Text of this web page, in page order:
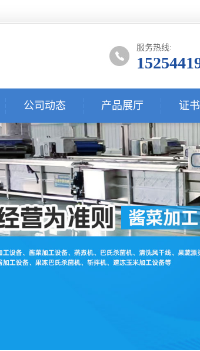
服务热线:
公司动态 产品展厅 证